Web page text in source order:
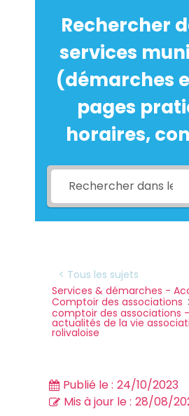
Rechercher
services
(démarches
pages
horaires,
< Tous les sujets
Services & démarches -
Comptoir des associations
comptoir des associations -
actualités de la vie
rolivaloise
Publié le : 24/10/2023
Mis à jour le : 28/08/